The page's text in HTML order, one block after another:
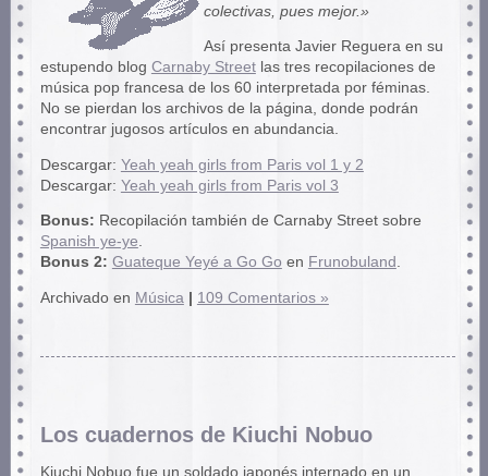
colectivas, pues mejor.»
Así presenta Javier Reguera en su
estupendo blog Carnaby Streetlas tres recopilaciones de
música pop francesa de los 60 interpretada por féminas.
No se pierdan los archivos de la página, donde podrán
encontrar jugosos artículos en abundancia.
Descargar: Yeah yeah girls from Paris vol 1 y 2
Descargar: Yeah yeah girls from Paris vol 3
Bonus: Recopilación también de Carnaby Street sobre
Spanish ye-ye.
Bonus 2: Guateque Yeyé a Go Go en Frunobuland .
Archivado en Música 109 Comentarios »
Los cuadernos de Kiuchi Nobuo
Kiuchi Nobuo fue un soldado japonés internado en un